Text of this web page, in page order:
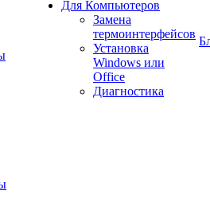
Для Компьютеров
Замена
термоинтерфейсов
Установка
Windows или
Office
Диагностика